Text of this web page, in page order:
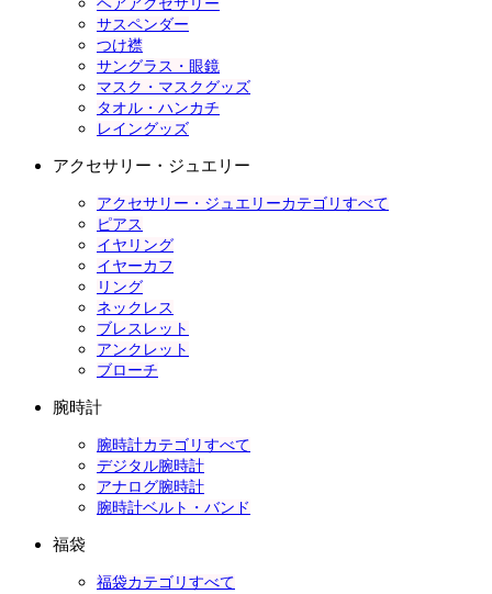
ヘアアクセサリー
サスペンダー
つけ襟
サングラス・眼鏡
マスク・マスクグッズ
タオル・ハンカチ
レイングッズ
アクセサリー・ジュエリー
アクセサリー・ジュエリーカテゴリすべて
ピアス
イヤリング
イヤーカフ
リング
ネックレス
ブレスレット
アンクレット
ブローチ
腕時計
腕時計カテゴリすべて
デジタル腕時計
アナログ腕時計
腕時計ベルト・バンド
福袋
福袋カテゴリすべて